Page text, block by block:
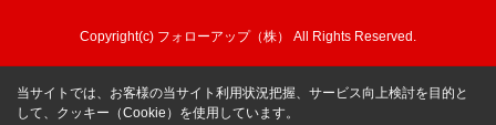
Copyright(c) フォローアップ（株） All Rights Reserved.
当サイトでは、お客様の当サイト利用状況把握、サービス向上検討を目的と
して、クッキー（Cookie）を使用しています。